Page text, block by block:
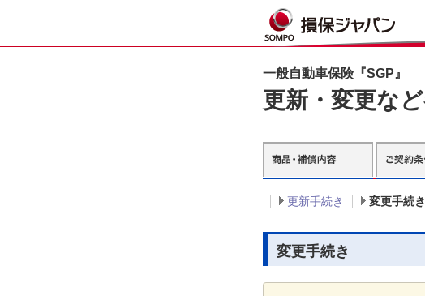
一般自動車保険『SGP』
更新・変更な
更新手続き 変更手続き
変更手続き